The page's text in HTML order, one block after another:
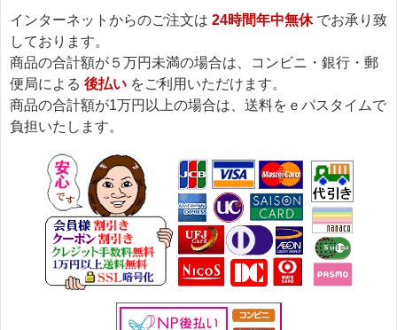
インターネットからのご注文は 24時間年中無休でお承り致
しております。
商品の合計額が５万円未満の場合は、コンビニ・銀行・郵
便局による 後払い をご利用いただけます。
商品の合計額が1万円以上の場合は、送料をｅパスタイムで
負担いたします。